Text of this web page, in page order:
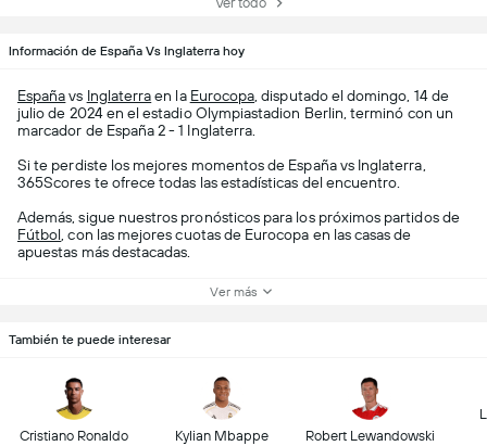
Información de España Vs Inglaterra hoy
Españavs Inglaterraen la Eurocopa , disputado el domingo, 14 de
julio de 2024 en el estadio Olympiastadion Berlin, terminó con un
marcador de España 2 - 1 Inglaterra.
Si te perdiste los mejores momentos de España vs Inglaterra,
365Scores te ofrece todas las estadísticas del encuentro.
Además, sigue nuestros pronósticos para los próximos partidos de
Fútbol , con las mejores cuotas de Eurocopa en las casas de
apuestas más destacadas.
Ver más
También te puede interesar
Cristiano Ronaldo Kylian Mbappe Robert Lewandowski